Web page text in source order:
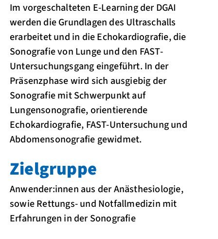
Im vorgeschalteten E-Learning der DGAI
werden die Grundlagen des Ultraschalls
erarbeitet und in die Echokardiografie, die
Sonografie von Lunge und den FAST-
Untersuchungsgang eingeführt. In der
Präsenzphase wird sich ausgiebig der
Sonografie mit Schwerpunkt auf
Lungensonografie, orientierende
Echokardiografie, FAST-Untersuchung und
Abdomensonografie gewidmet.
Zielgruppe
Anwender:innen aus der Anästhesiologie,
sowie Rettungs- und Notfallmedizin mit
Erfahrungen in der Sonografie